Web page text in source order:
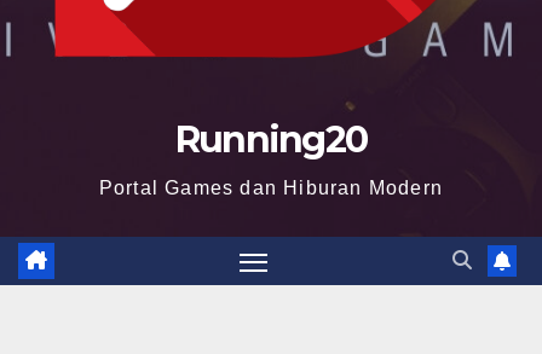
Running20
Portal Games dan Hiburan Modern